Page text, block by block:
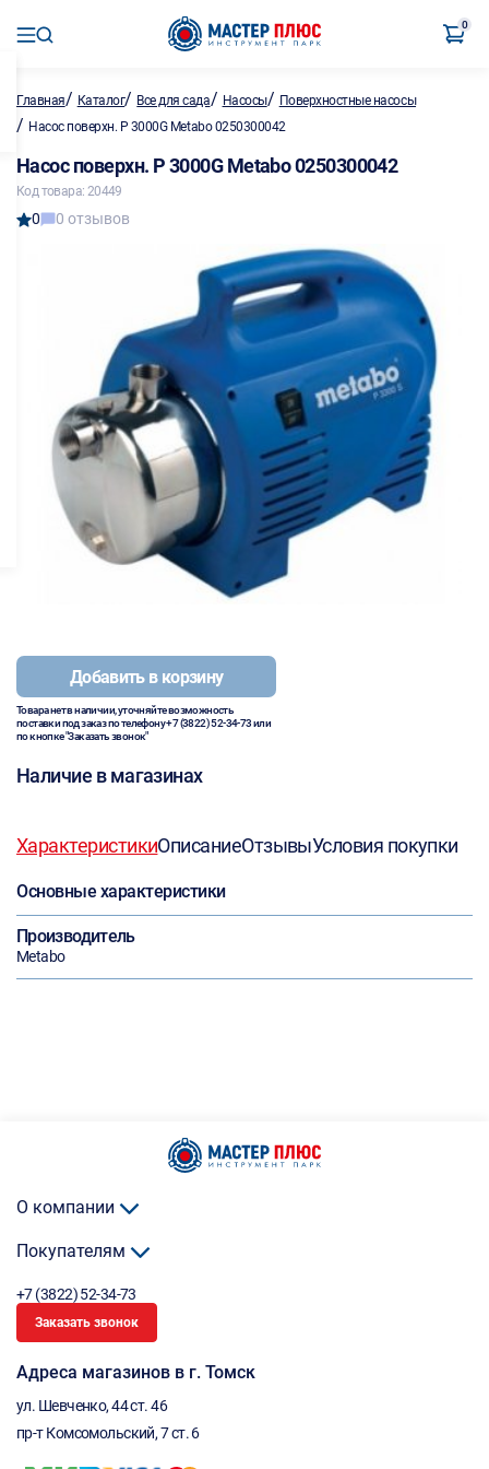
0
Главная/ Каталог/ Все для сада/ Насосы/ Поверхностные насосы
/ Насос поверхн. P 3000G Metabo 0250300042
Насос поверхн. P 3000G Metabo 0250300042
Код товара: 20449
0 0 отзывов
Добавить в корзину
Товара нет в наличии, уточняйте возможность
поставки под заказ по телефону+7 (3822) 52-34-73или
по кнопке "Заказать звонок"
Наличие в магазинах
ХарактеристикиОписаниеОтзывыУсловия покупки
Основные характеристики
Производитель
Metabo
О компании
Покупателям
+7 (3822) 52-34-73
Заказать звонок
Адреса магазинов в г. Томск
ул. Шевченко, 44 ст. 46
пр-т Комсомольский, 7 ст. 6